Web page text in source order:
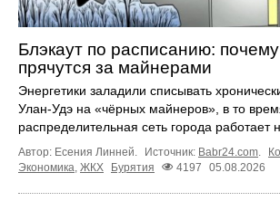
Блэкаут по расписанию:
прячутся за майнерами
Энергетики заладили списывать
Улан-Удэ на «чёрных майнеров», в то
распределительная сеть города работает
Автор: Есения Линней. Источник: Babr24.com
Экономика ЖКХ Бурятия 4197 05.08.2026